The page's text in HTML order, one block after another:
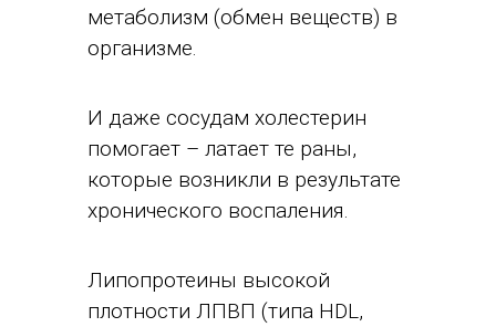
метаболизм (обмен веществ) в
организме.
И даже сосудам холестерин
помогает – латает те раны,
которые возникли в результате
хронического воспаления.
Липопротеины высокой
плотности ЛПВП (типа HDL,